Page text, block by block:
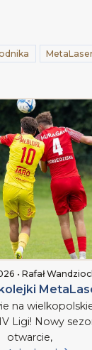
• Rafał
na
Ligi! Nowy
otwarcie,